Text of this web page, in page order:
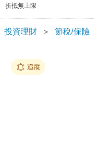
折抵無上限
投資理財 ＞ 節稅/保險
追蹤